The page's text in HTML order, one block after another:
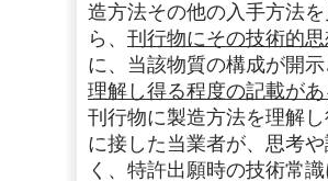
造方法その他の入手方法
ら、 刊行物にその技術的
に、当該物質の構成が開
理解し得る程度の記載が
刊行物に製造方法を理解
に接した当業者が、思考
く、特許出願時の技術常